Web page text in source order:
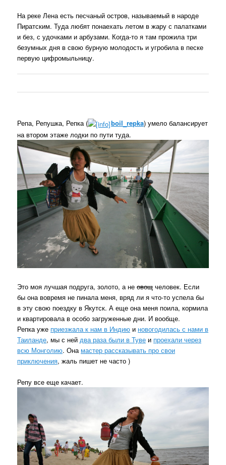
На реке Лена есть песчаный остров, называемый в народе
Пиратским. Туда любят понаехать летом в жару с палатками
и без, с удочками и арбузами. Когда-то я там прожила три
безумных дня в свою бурную молодость и угробила в песке
первую цифромыльницу.
Репа, Репушка, Репка ( boil_repka) умело балансирует
на втором этаже лодки по пути туда.
Это моя лучшая подруга, золото, а неовощ человек. Если
бы она вовремя не пинала меня, вряд ли я что-то успела бы
в эту свою поездку в Якутск. А еще она меня поила, кормила
и квартировала в особо загруженные дни. И вообще.
Репка уже приезжала к нам в Индию и новогодилась с нами в
Таиланде, мы с нейдва раза были в Туве и проехали через
всю Монголию. Она мастер рассказывать про свои
приключения, жаль пишет не часто )
Репу все еще качает.